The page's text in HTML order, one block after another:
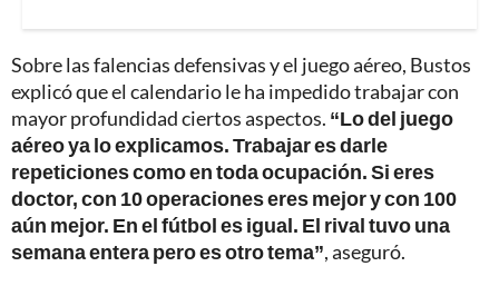
Sobre las falencias defensivas y el juego aéreo, Bustos
explicó que el calendario le ha impedido trabajar con
mayor profundidad ciertos aspectos. “Lo del juego
aéreo ya lo explicamos. Trabajar es darle
repeticiones como en toda ocupación. Si eres
doctor, con 10 operaciones eres mejor y con 100
aún mejor. En el fútbol es igual. El rival tuvo una
semana entera pero es otro tema”, aseguró.